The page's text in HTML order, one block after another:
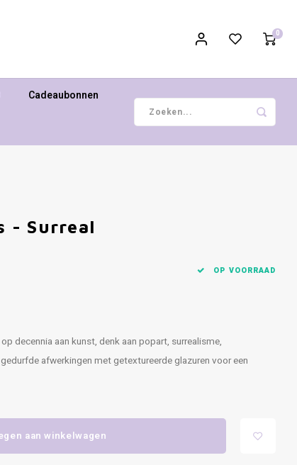
0
Cadeaubonnen
- Surreal
OP VOORRAAD
decennia aan kunst, denk aan popart, surrealisme,
afwerkingen met getextureerde glazuren voor een
aan winkelwagen